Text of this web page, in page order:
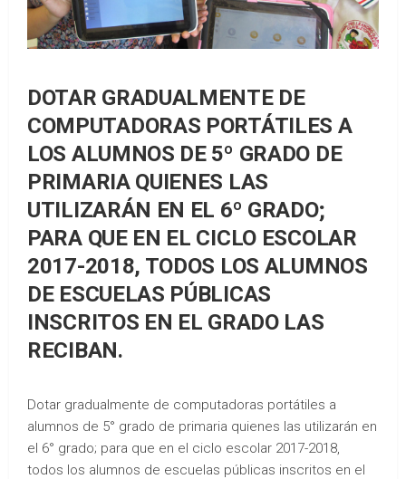
DOTAR GRADUALMENTE DE
COMPUTADORAS PORTÁTILES A
LOS ALUMNOS DE 5º GRADO DE
PRIMARIA QUIENES LAS
UTILIZARÁN EN EL 6º GRADO;
PARA QUE EN EL CICLO ESCOLAR
2017-2018, TODOS LOS ALUMNOS
DE ESCUELAS PÚBLICAS
INSCRITOS EN EL GRADO LAS
RECIBAN.
Dotar gradualmente de computadoras portátiles a
alumnos de 5° grado de primaria quienes las utilizarán en
el 6° grado; para que en el ciclo escolar 2017-2018,
todos los alumnos de escuelas públicas inscritos en el